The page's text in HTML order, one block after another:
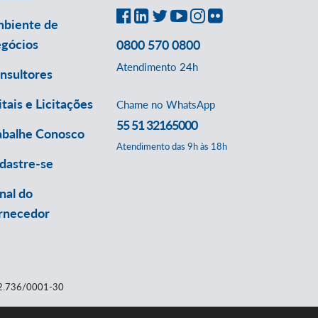
de
e Licitações
Conosco
se
do
0800 570 0800
Atendimento 24h
Chame no WhatsApp
55 51 32165000
Atendimento das 9h às 18h
0001-30